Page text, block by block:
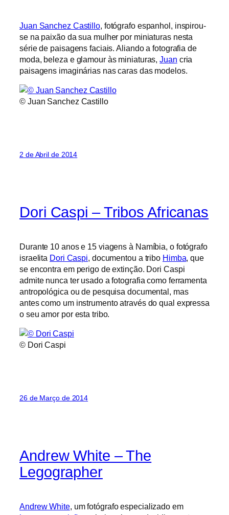
Juan Sanchez Castillo, fotógrafo espanhol, inspirou-
se na paixão da sua mulher por miniaturas nesta
série de paisagens faciais. Aliando a fotografia de
moda, beleza e glamour às miniaturas,Juan cria
paisagens imaginárias nas caras das modelos.
© Juan Sanchez Castillo
2 de Abril de 2014
Dori Caspi – Tribos Africanas
Durante 10 anos e 15 viagens à Namíbia, o fotógrafo
israelita Dori Caspi, documentou a tribo Himba, que
se encontra em perigo de extinção. Dori Caspi
admite nunca ter usado a fotografia como ferramenta
antropológica ou de pesquisa documental, mas
antes como um instrumento através do qual expressa
o seu amor por esta tribo.
© Dori Caspi
26 de Março de 2014
Andrew White – The
Legographer
Andrew White, um fotógrafo especializado em